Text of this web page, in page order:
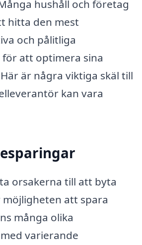
hushåll och företag
hitta den mest
och pålitliga
att optimera sina
är några viktiga skäl till
kan vara
orsakerna till att byta
att spara
många olika
varierande